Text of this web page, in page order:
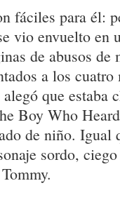
fáciles para él:
vio envuelto en
de abusos de
a los cuatro
que estaba
Boy Who
de niño. Igual
sordo,